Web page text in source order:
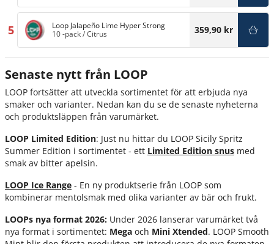
5
Loop Jalapeño Lime Hyper Strong
10 -pack/Citrus 359,90 kr
Senaste nytt från LOOP
LOOP fortsätter att utveckla sortimentet för att erbjuda nya
smaker och varianter. Nedan kan du se de senaste nyheterna
och produktsläppen från varumärket.
LOOP Limited Edition: Just nu hittar du LOOP Sicily Spritz
Summer Edition i sortimentet - ett Limited Edition snus med
smak av bitter apelsin.
LOOP Ice Range - En ny produktserie från LOOP som
kombinerar mentolsmak med olika varianter av bär och frukt.
LOOPs nya format 2026: Under 2026 lanserar varumärket två
nya format i sortimentet: Mega och Mini Xtended. LOOP Smooth